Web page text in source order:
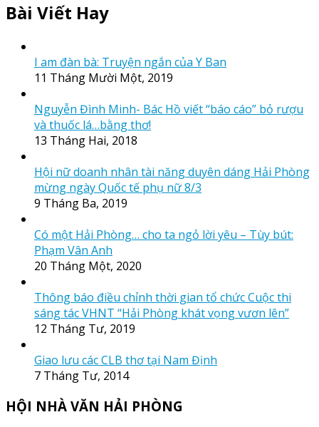
Bài Viết Hay
I am đàn bà: Truyện ngắn của Y Ban
11 Tháng Mười Một, 2019
Nguyễn Đình Minh- Bác Hồ viết “báo cáo” bỏ rượu
và thuốc lá…bằng thơ!
13 Tháng Hai, 2018
Hội nữ doanh nhân tài năng duyên dáng Hải Phòng
mừng ngày Quốc tế phụ nữ 8/3
9 Tháng Ba, 2019
Có một Hải Phòng… cho ta ngỏ lời yêu – Tùy bút:
Phạm Vân Anh
20 Tháng Một, 2020
Thông báo điều chỉnh thời gian tổ chức Cuộc thi
sáng tác VHNT “Hải Phòng khát vọng vươn lên”
12 Tháng Tư, 2019
Giao lưu các CLB thơ tại Nam Định
7 Tháng Tư, 2014
HỘI NHÀ VĂN HẢI PHÒNG